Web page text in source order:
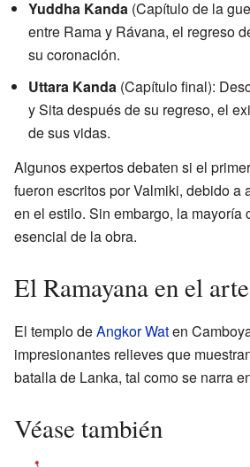
Yuddha Kanda (Capítulo de la
entre Rama y Rávana, el regreso
su coronación.
Uttara Kanda (Capítulo final):
y Sita después de su regreso, el
de sus vidas.
Algunos expertos debaten si el
fueron escritos por Valmiki, debido a
en el estilo. Sin embargo, la mayoría
esencial de la obra.
El Ramayana en el arte
El templo deAngkor Waten
impresionantes relieves que
batalla de Lanka, tal como se narra
Véase también